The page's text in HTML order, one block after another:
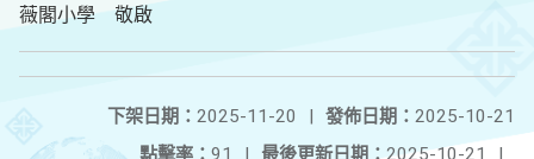
薇閣小學 敬啟
發佈日期： 2025-10-21
下架日期： 2025-11-20
|
最後更新日期：2025-10-21 |
點擊率： 91 |